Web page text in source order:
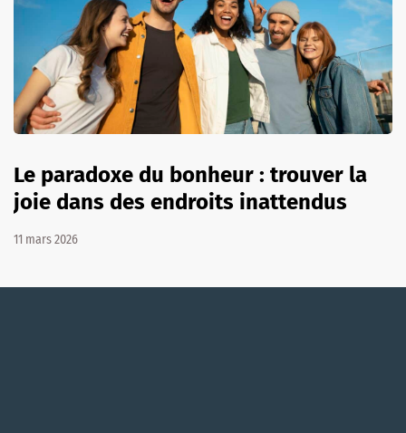
Le paradoxe du bonheur : trouver la
joie dans des endroits inattendus
11 mars 2026